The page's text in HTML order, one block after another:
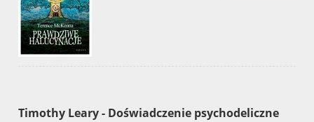
Timothy Leary - Doświadczenie psychodeliczne